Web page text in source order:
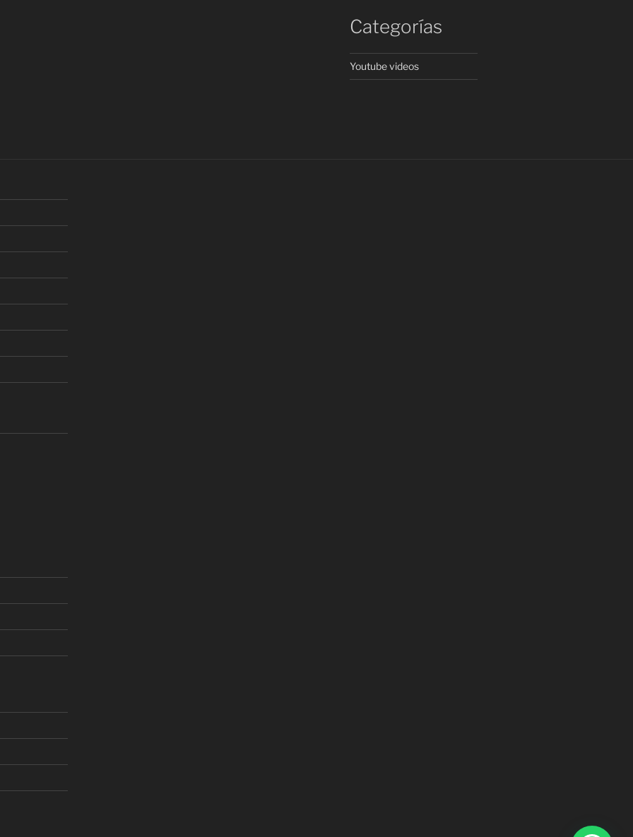
Categorías
Youtube videos